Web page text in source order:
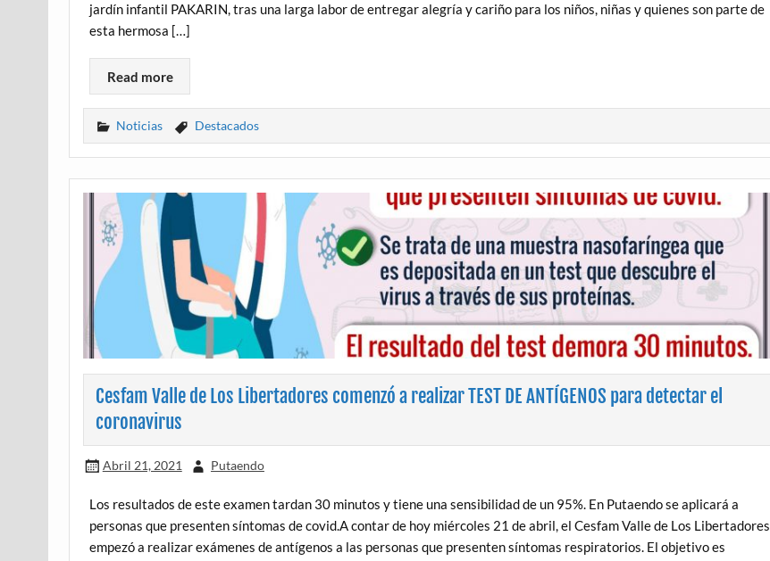
jardín infantil PAKARIN, tras una larga labor de entregar alegría y cariño para los niños, niñas y quienes son parte de
esta hermosa […]
Read more
Noticias Destacados
Cesfam Valle de Los Libertadores comenzó a realizar TEST DE ANTÍGENOS para detectar el
coronavirus
Abril 21, 2021 Putaendo
Los resultados de este examen tardan 30 minutos y tiene una sensibilidad de un 95%. En Putaendo se aplicará a
personas que presenten síntomas de covid.A contar de hoy miércoles 21 de abril, el Cesfam Valle de Los Libertadores
empezó a realizar exámenes de antígenos a las personas que presenten síntomas respiratorios. El objetivo es